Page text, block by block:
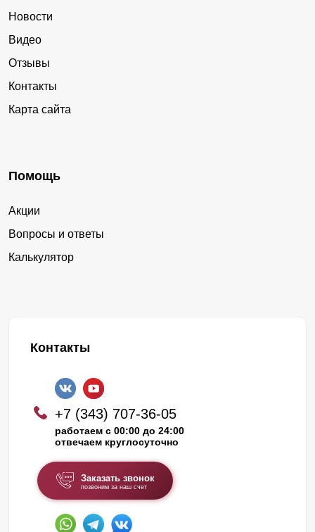
Новости
Видео
Отзывы
Контакты
Карта сайта
Помощь
Акции
Вопросы и ответы
Калькулятор
Контакты
+7 (343) 707-36-05
работаем с 00:00 до 24:00
отвечаем круглосуточно
Заказать звонок
позвоним за наш счет